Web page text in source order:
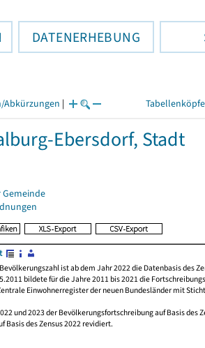
DATENERHEBUNG
Abkürzungen |
Ebersdorf, Stadt
ist ab dem Jahr 2022 die Datenbasis des
bildete für die Jahre 2011 bis 2021 die
Einwohnerregister der neuen Bundesländer mit
und 2023 der Bevölkerungsfortschreibung auf Basis des
Basis des Zensus 2022 revidiert.